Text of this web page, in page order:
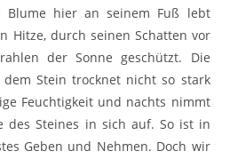
hier an seinem Fuß lebt
Hitze, durch seinen Schatten vor
der Sonne geschützt. Die
Stein trocknet nicht so stark
Feuchtigkeit und nachts nimmt
des Steines in sich auf. So ist in
Geben und Nehmen. Doch wir